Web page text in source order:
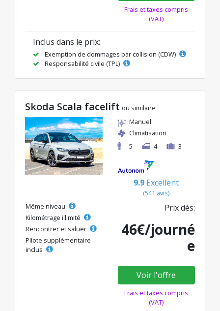
Frais et taxes compris
(VAT)
Inclus dans le prix:
Exemption de dommages par collision (CDW)
Responsabilité civile (TPL)
Skoda Scala facelift ou similaire
Manuel
Climatisation
5
4 3
9.9 Excellent
(541 avis)
Même niveau
Kilométrage illimité
Rencontrer et saluer
Pilote supplémentaire
inclus
Prix dès:
46€/journé
e
Voir l'offre
Frais et taxes compris
(VAT)